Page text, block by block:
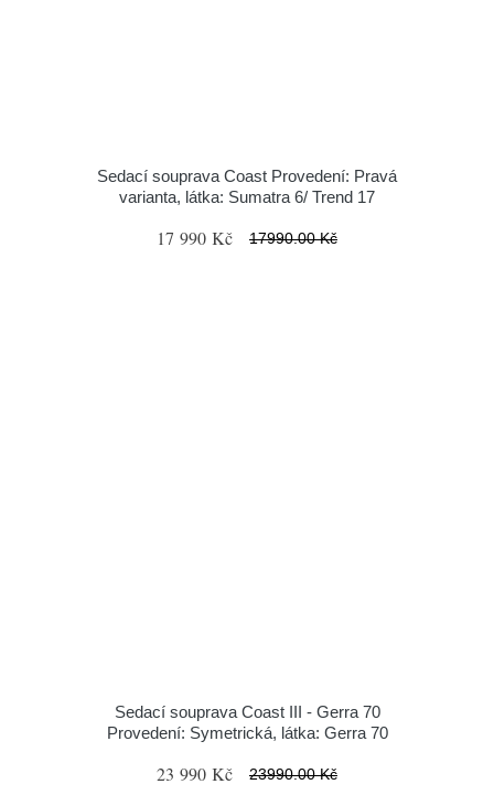
Sedací souprava Coast Provedení: Pravá
varianta, látka: Sumatra 6/ Trend 17
17 990 Kč 17990.00 Kč
Sedací souprava Coast III - Gerra 70
Provedení: Symetrická, látka: Gerra 70
23 990 Kč 23990.00 Kč